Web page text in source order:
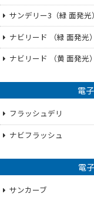
サンデリー3（緑 面発光）
ナビリード （緑 面発光）
ナビリード （黄 面発光）
電
フラッシュデリ
ナビフラッシュ
電
サンカーブ